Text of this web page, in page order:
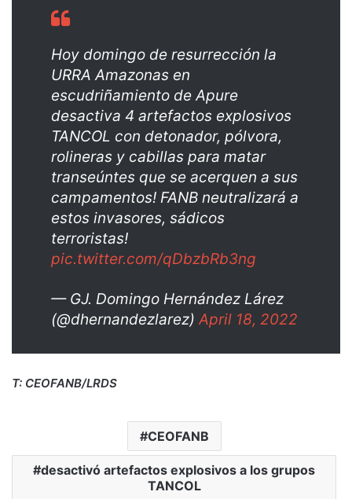
Hoy domingo de resurrección la
URRA Amazonas en
escudriñamiento de Apure
desactiva 4 artefactos explosivos
TANCOL con detonador, pólvora,
rolineras y cabillas para matar
transeúntes que se acerquen a sus
campamentos! FANB neutralizará a
estos invasores, sádicos
terroristas!
pic.twitter.com/qDbzbRb3ng
— GJ. Domingo Hernández Lárez
(@dhernandezlarez)April 18, 2022
T: CEOFANB/LRDS
CEOFANB
desactivó artefactos explosivos a los grupos
TANCOL